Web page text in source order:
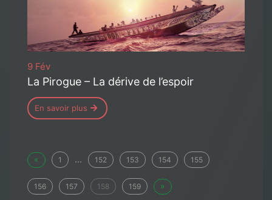
9 Fév
La Pirogue – La dérive de l’espoir
En savoir plus
« 1 ... 152 153 154 155
156 157 158 159 »